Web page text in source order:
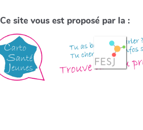
Ce site vous est proposé par la :